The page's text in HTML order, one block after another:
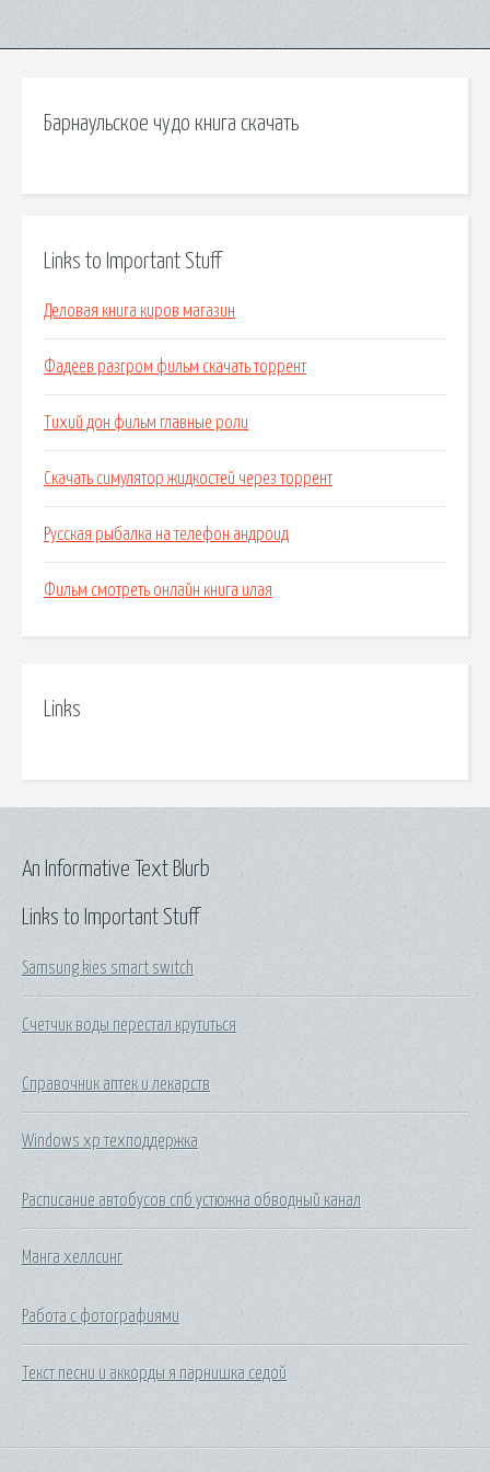
Барнаульское чудо книга скачать
Links to Important Stuff
Деловая книга киров магазин
Фадеев разгром фильм скачать торрент
Тихий дон фильм главные роли
Скачать симулятор жидкостей через торрент
Русская рыбалка на телефон андроид
Фильм смотреть онлайн книга илая
Links
Links to Important Stuff
Samsung kies smart switch
Счетчик воды перестал крутиться
Справочник аптек и лекарств
Windows xp техподдержка
Расписание автобусов спб устюжна обводный канал
Манга хеллсинг
Работа с фотографиями
Текст песни и аккорды я парнишка седой
An Informative Text Blurb